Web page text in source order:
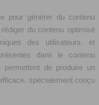
pour générer du contenu
du contenu optimisé
des utilisateurs, et
dans le contenu
permettent de produire un
spécialement conçu